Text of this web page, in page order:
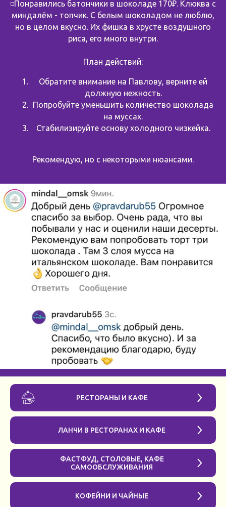
◽️Понравились батончики в шоколаде 170₽. Клюква с
миндалём - топчик. С белым шоколадом не люблю,
но в целом вкусно. Их фишка в хрусте воздушного
риса, его много внутри.
План действий:
Обратите внимание на Павлову, верните ей
должную нежность.
Попробуйте уменьшить количество шоколада
на муссах.
Стабилизируйте основу холодного чизкейка.
Рекомендую, но с некоторыми нюансами.
РЕСТОРАНЫ И КАФЕ
ЛАНЧИ В РЕСТОРАНАХ И КАФЕ
ФАСТФУД, СТОЛОВЫЕ, КАФЕ
САМООБСЛУЖИВАНИЯ
КОФЕЙНИ И ЧАЙНЫЕ